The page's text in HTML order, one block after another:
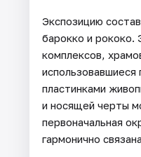
Экспозицию
барокко и рококо.
комплексов,
пластинками
и носящей черты
первоначальная
гармонично